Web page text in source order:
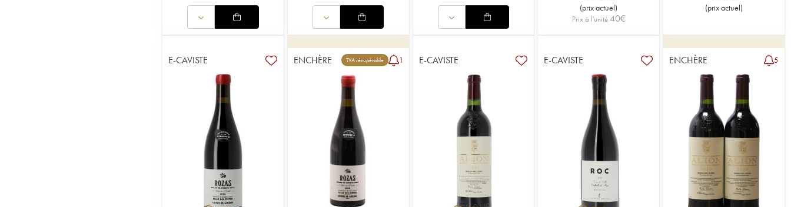
(prix actuel)
Prix à l'unité40€
(prix actuel)
E-CAVISTE ENCHÈRE TVA récupérable 1 E-CAVISTE E-CAVISTE ENCHÈRE 5